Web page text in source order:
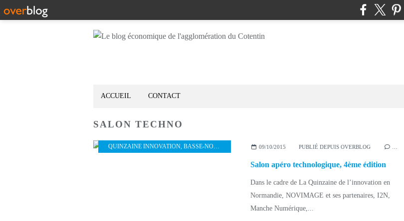
ACCUEIL CONTACT
SALON TECHNO
QUINZAINE INNOVATION BASSE-NORMANDIE NOVIMAGE,CHERBOURG ,SALON TECHNO, LISA
09/10/2015 PUBLIÉ DEPUIS OVERBLOG
Salon apéro technologique, 4ème édition
Dans le cadre de La Quinzaine de l’innovation en
Normandie, NOVIMAGE et ses partenaires, I2N,
Manche Numérique,...